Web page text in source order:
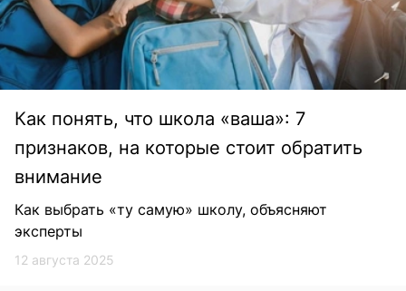
Как понять, что школа «ваша»: 7
признаков, на которые стоит обратить
внимание
Как выбрать «ту самую» школу, объясняют
эксперты
12 августа 2025